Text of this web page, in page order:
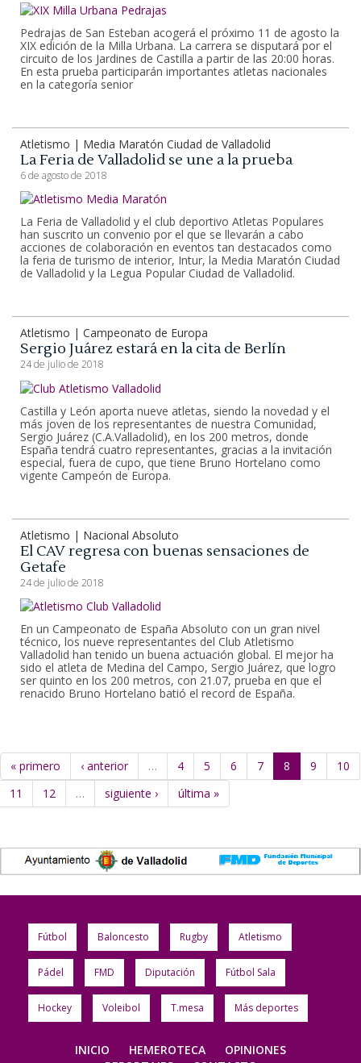
Pedrajas de San Esteban acogerá el próximo 11 de agosto la
XIX edición de la Milla Urbana. La carrera se disputará por el
circuito de los Jardines de Castilla a partir de las 20:00 horas.
En esta prueba participarán importantes atletas nacionales
en la categoría senior
Atletismo | Media Maratón Ciudad de Valladolid
La Feria de Valladolid se une a la prueba
6 de agosto de 2018
La Feria de Valladolid y el club deportivo Atletas Populares
han suscrito un convenio por el que se llevarán a cabo
acciones de colaboración en eventos tan destacados como
la feria de turismo de interior, Intur, la Media Maratón Ciudad
de Valladolid y la Legua Popular Ciudad de Valladolid.
Atletismo | Campeonato de Europa
Sergio Juárez estará en la cita de Berlín
24 de julio de 2018
Castilla y León aporta nueve atletas, siendo la novedad y el
más joven de los representantes de nuestra Comunidad,
Sergio Juárez (C.A.Valladolid), en los 200 metros, donde
España tendrá cuatro representantes, gracias a la invitación
especial, fuera de cupo, que tiene Bruno Hortelano como
vigente Campeón de Europa.
Atletismo | Nacional Absoluto
El CAV regresa con buenas sensaciones de
Getafe
24 de julio de 2018
En un Campeonato de España Absoluto con un gran nivel
técnico, los nueve representantes del Club Atletismo
Valladolid han tenido un buena actuación global. El mejor ha
sido el atleta de Medina del Campo, Sergio Juárez, que logro
ser quinto en los 200 metros, con 21.07, prueba en que el
renacido Bruno Hortelano batió el record de España.
« primero ‹ anterior … 4 5 6 7 8 9
10
11
12 … siguiente › última »
Fútbol Baloncesto Rugby Atletismo
Pádel FMD Diputación Fútbol Sala
Hockey Voleibol T.mesa Más deportes
INICIO HEMEROTECA
OPINIONES